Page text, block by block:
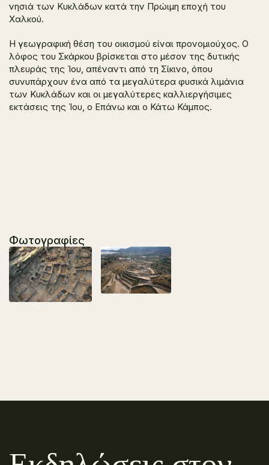
νησιά των Κυκλάδων κατά την Πρώιμη εποχή του
Χαλκού.
Η γεωγραφική θέση του οικισμού είναι προνομιούχος. Ο
λόφος του Σκάρκου βρίσκεται στο μέσον της δυτικής
πλευράς της Ίου, απέναντι από τη Σίκινο, όπου
συνυπάρχουν ένα από τα μεγαλύτερα φυσικά λιμάνια
των Κυκλάδων και οι μεγαλύτερες καλλιεργήσιμες
εκτάσεις της Ίου, ο Επάνω και ο Κάτω Κάμπος.
Φωτογραφίες